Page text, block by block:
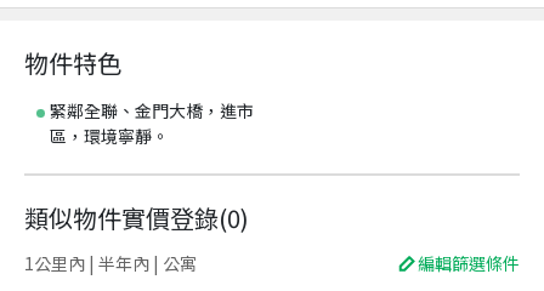
物件特色
緊鄰全聯、金門大橋，進市
區，環境寧靜。
類似物件實價登錄(0)
1公里內 | 半年內 | 公寓 編輯篩選條件